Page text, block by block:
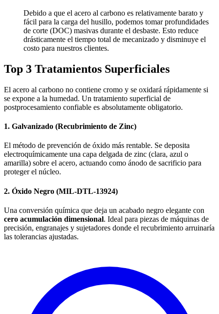
Debido a que el acero al carbono es relativamente barato y
fácil para la carga del husillo, podemos tomar profundidades
de corte (DOC) masivas durante el desbaste. Esto reduce
drásticamente el tiempo total de mecanizado y disminuye el
costo para nuestros clientes.
Top 3 Tratamientos Superficiales
El acero al carbono no contiene cromo y se oxidará rápidamente si
se expone a la humedad. Un tratamiento superficial de
postprocesamiento confiable es absolutamente obligatorio.
1. Galvanizado (Recubrimiento de Zinc)
El método de prevención de óxido más rentable. Se deposita
electroquímicamente una capa delgada de zinc (clara, azul o
amarilla) sobre el acero, actuando como ánodo de sacrificio para
proteger el núcleo.
2. Óxido Negro (MIL-DTL-13924)
Una conversión química que deja un acabado negro elegante con
cero acumulación dimensional. Ideal para piezas de máquinas de
precisión, engranajes y sujetadores donde el recubrimiento arruinaría
las tolerancias ajustadas.